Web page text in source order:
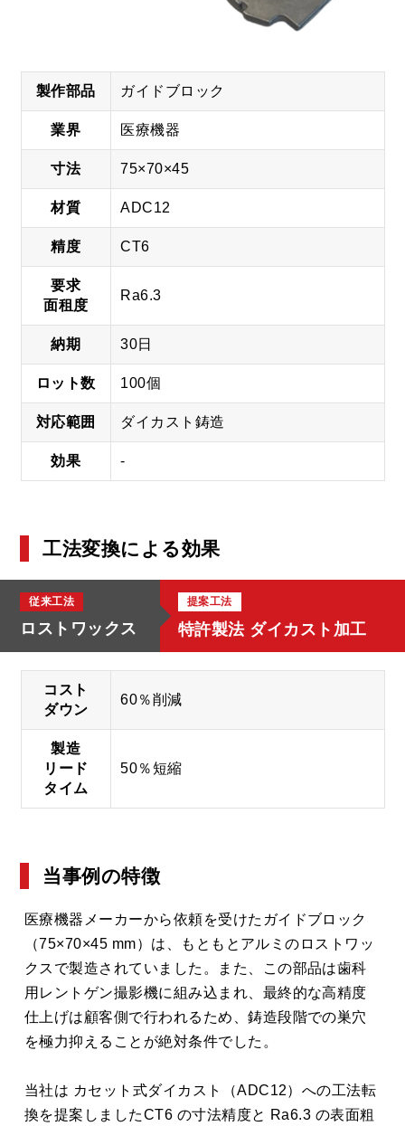
製作部品 ガイドブロック
業界 医療機器
寸法 75×70×45
材質 ADC12
精度 CT6
要求
面租度
Ra6.3
納期 30日
ロット数 100個
対応範囲 ダイカスト鋳造
効果 -
工法変換による効果
従来工法
ロストワックス
提案工法
特許製法 ダイカスト加工
コスト
ダウン
60％削減
製造
リード
タイム
50％短縮
当事例の特徴
医療機器メーカーから依頼を受けたガイドブロック
（75×70×45 mm）は、もともとアルミのロストワッ
クスで製造されていました。また、この部品は歯科
用レントゲン撮影機に組み込まれ、最終的な高精度
仕上げは顧客側で行われるため、鋳造段階での巣穴
を極力抑えることが絶対条件でした。
当社は カセット式ダイカスト（ADC12）への工法転
換を提案しましたCT6 の寸法精度と Ra6.3 の表面粗